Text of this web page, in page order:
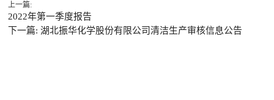
上一篇:
2022年第一季度报告
下一篇: 湖北振华化学股份有限公司清洁生产审核信息公告